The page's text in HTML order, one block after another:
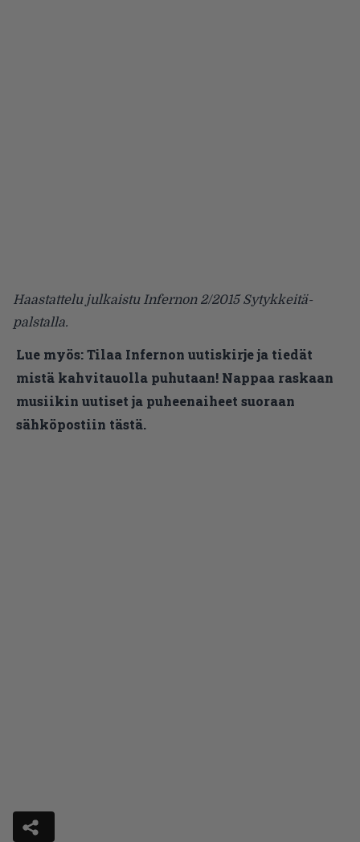
Haastattelu julkaistu Infernon 2/2015 Sytykkeitä-
palstalla.
Lue myös:Tilaa Infernon uutiskirje ja tiedät
mistä kahvitauolla puhutaan! Nappaa raskaan
musiikin uutiset ja puheenaiheet suoraan
sähköpostiin tästä.